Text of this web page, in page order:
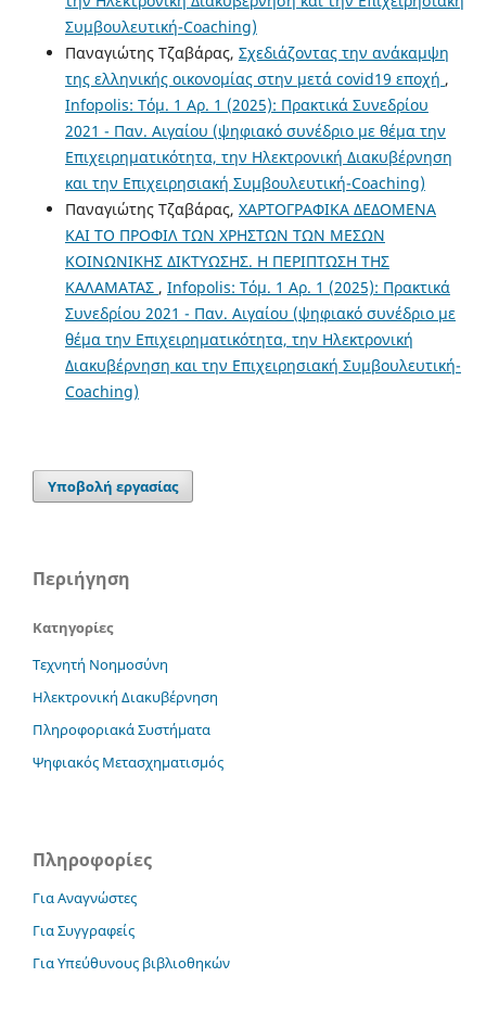
Συμβουλευτική-Coaching)
Παναγιώτης Τζαβάρας, Σχεδιάζοντας την ανάκαμψη
της ελληνικής οικονομίας στην μετά covid19 εποχή ,
Infopolis: Τόμ. 1 Αρ. 1 (2025): Πρακτικά Συνεδρίου
2021 - Παν. Αιγαίου (ψηφιακό συνέδριο με θέμα την
Επιχειρηματικότητα, την Ηλεκτρονική Διακυβέρνηση
και την Επιχειρησιακή Συμβουλευτική-Coaching)
Παναγιώτης Τζαβάρας, ΧΑΡΤΟΓΡΑΦΙΚΑ ΔΕΔΟΜΕΝΑ
ΚΑΙ ΤΟ ΠΡΟΦΙΛ ΤΩΝ ΧΡΗΣΤΩΝ ΤΩΝ MΕΣΩΝ
ΚΟΙΝΩΝΙΚΗΣ ΔΙΚΤΥΩΣΗΣ. Η ΠΕΡΙΠΤΩΣΗ ΤΗΣ
ΚΑΛΑΜΑΤΑΣ , Infopolis: Τόμ. 1 Αρ. 1 (2025): Πρακτικά
Συνεδρίου 2021 - Παν. Αιγαίου (ψηφιακό συνέδριο με
θέμα την Επιχειρηματικότητα, την Ηλεκτρονική
Διακυβέρνηση και την Επιχειρησιακή Συμβουλευτική-
Coaching)
Υποβολή εργασίας
Περιήγηση
Κατηγορίες
Τεχνητή Νοημοσύνη
Ηλεκτρονική Διακυβέρνηση
Πληροφοριακά Συστήματα
Ψηφιακός Μετασχηματισμός
Πληροφορίες
Για Αναγνώστες
Για Συγγραφείς
Για Υπεύθυνους βιβλιοθηκών